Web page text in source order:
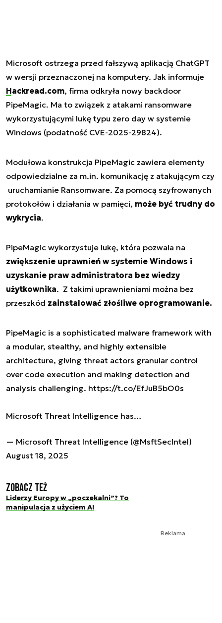
Microsoft ostrzega przed fałszywą aplikacją ChatGPT
w wersji przeznaczonej na komputery. Jak informuje
Hackread.com, firma odkryła nowy backdoor
PipeMagic. Ma to związek z atakami ransomware
wykorzystującymi lukę typu zero day w systemie
Windows (podatność CVE-2025-29824).
Modułowa konstrukcja PipeMagic zawiera elementy
odpowiedzialne za m.in. komunikację z atakującym czy
uruchamianie Ransomware. Za pomocą szyfrowanych
protokołów i działania w pamięci, może być trudny do
wykrycia.
PipeMagic wykorzystuje lukę, która pozwala na
zwiększenie uprawnień w systemie Windows i
uzyskanie praw administratora bez wiedzy
użytkownika. Z takimi uprawnieniami można bez
przeszkód zainstalować złośliwe oprogramowanie.
PipeMagic is a sophisticated malware framework with
a modular, stealthy, and highly extensible
architecture, giving threat actors granular control
over code execution and making detection and
analysis challenging. https://t.co/EfJuB5bO0s
Microsoft Threat Intelligence has…
— Microsoft Threat Intelligence (@MsftSecIntel)
August 18, 2025
Zobacz też
Liderzy Europy w „poczekalni”? To
manipulacja z użyciem AI
Reklama